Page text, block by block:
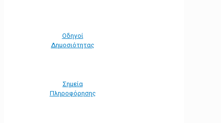
Οδηγοί
Δημοσιότητας
Σημεία
Πληροφόρησης